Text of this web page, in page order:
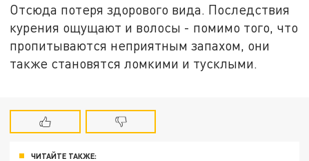
Отсюда потеря здорового вида. Последствия
курения ощущают и волосы - помимо того, что
пропитываются неприятным запахом, они
также становятся ломкими и тусклыми.
ЧИТАЙТЕ ТАКЖЕ: